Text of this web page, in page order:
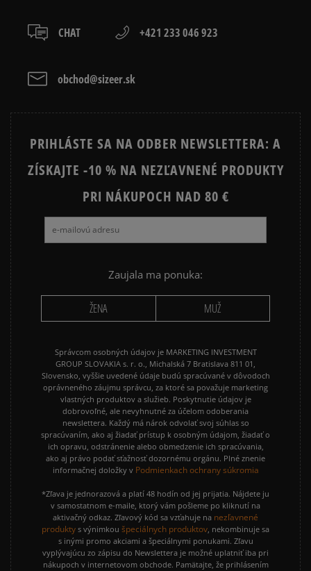
kartou,
CHAT +421 233 046 923
obchod@sizeer.sk
PRIHLÁSTE SA NA ODBER NEWSLETTERA: A
ZÍSKAJTE -10 % NA NEZĽAVNENÉ PRODUKTY
PRI NÁKUPOCH NAD 80 €
Zaujala ma ponuka:
ŽENA MUŽ
Správcom osobných údajov je MARKETING INVESTMENT
GROUP SLOVAKIA s. r. o., Michalská 7 Bratislava 811 01,
Slovensko, vyššie uvedené údaje budú spracúvané v dôvodoch
oprávneného záujmu správcu, za ktoré sa považuje marketing
vlastných produktov a služieb. Poskytnutie údajov je
dobrovoľné, ale nevyhnutné za účelom odoberania
newslettera. Každý má nárok odvolať svoj súhlas so
spracúvaním, ako aj žiadať prístup k osobným údajom, žiadať o
ich opravu, odstránenie alebo obmedzenie ich spracúvania,
ako aj právo podať sťažnosť dozornému orgánu. Plné znenie
informačnej doložky v Podmienkach ochrany súkromia
*Zľava je jednorazová a platí 48 hodín od jej prijatia. Nájdete ju
v samostatnom e-maile, ktorý vám pošleme po kliknutí na
aktivačný odkaz. Zľavový kód sa vzťahuje na nezľavnené
produkty s výnimkou špeciálnych produktov, nekombinuje sa
s inými promo akciami a špeciálnymi ponukami. Zľavu
vyplývajúcu zo zápisu do Newslettera je možné uplatniť iba pri
nákupoch v internetovom obchode. Pamätajte, že prihlásením